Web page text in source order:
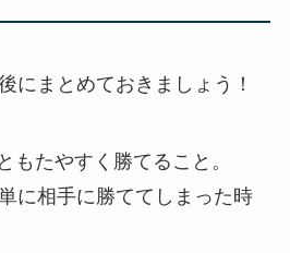
にまとめておきましょう！
もたやすく勝てること。
に相手に勝ててしまった時